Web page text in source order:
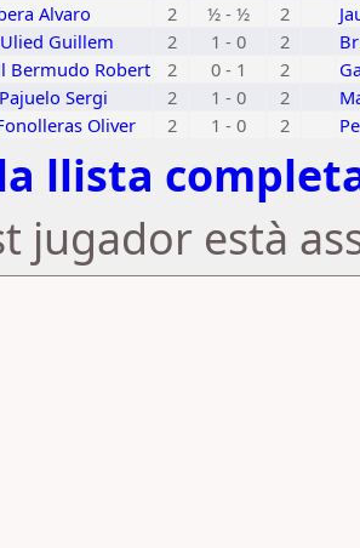
Alvaro 2 ½ - ½ 2
Guillem 2 1 - 0 2
Bermudo Robert 2 0 - 1 2
Sergi 2 1 - 0 2
Oliver 2 1 - 0 2
llista
jugador està